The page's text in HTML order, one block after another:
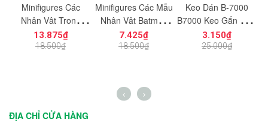
Minifigures Các
Nhân Vật Trong
Phim Batman
PG100-1007
13.875₫
18.500₫
Minifigures Các Mẫu
Nhân Vật Batman
PG124-131
7.425₫
18.500₫
Keo Dán B-7000
B7000 Keo Gắn Màn
Hình Điện Thoại Keo
gắn Charm Đính Đá
3.150₫
25.000₫
ĐỊA CHỈ CỬA HÀNG